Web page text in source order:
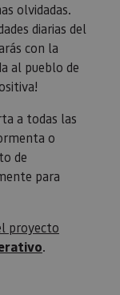
olvidadas.
diarias del
con la
al pueblo de
a todas las
o
de
para
proyecto
.